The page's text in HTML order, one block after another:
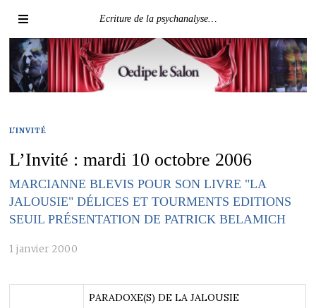
Ecriture de la psychanalyse…
L'INVITÉ
L’Invité : mardi 10 octobre 2006
MARCIANNE BLEVIS POUR SON LIVRE "LA
JALOUSIE" DÉLICES ET TOURMENTS EDITIONS
SEUIL PRÉSENTATION DE PATRICK BELAMICH
1 janvier 2000
PARADOXE(S) DE LA JALOUSIE